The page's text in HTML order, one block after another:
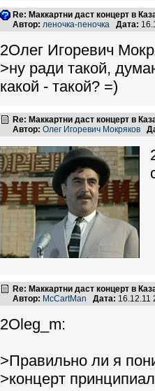
Re: Маккартни даст концерт в
Автор: леночка-пеночка Дата:
2Олег Игоревич
>ну ради такой,
какой - такой? =)
Re: Маккартни даст концерт в
Автор: Олег Игоревич Мокряков
Re: Маккартни даст концерт в
Автор: McCartMan Дата:
2Oleg_m:
>Правильно ли я
>концерт